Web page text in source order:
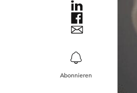
Abonnieren